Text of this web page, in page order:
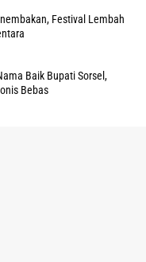
Festival Lembah
Baik Bupati Sorsel,
Bebas